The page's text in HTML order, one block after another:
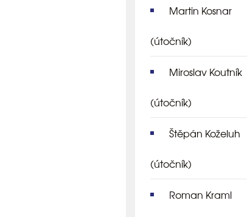
Martin Kosnar
(útočník)
Miroslav Koutník
(útočník)
Štěpán Koželuh
(útočník)
Roman Kraml